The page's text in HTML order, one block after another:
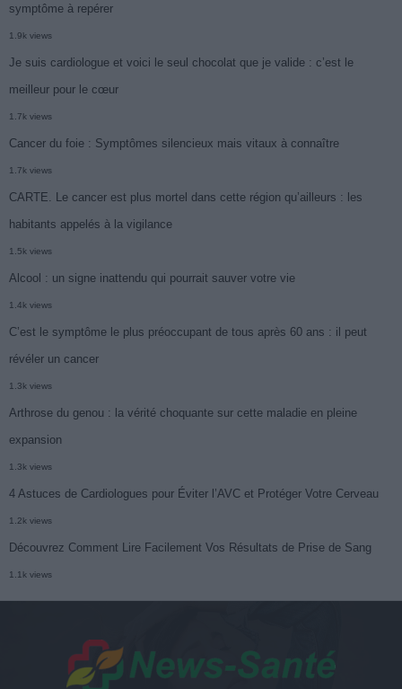
symptôme à repérer
1.9k views
Je suis cardiologue et voici le seul chocolat que je valide : c’est le
meilleur pour le cœur
1.7k views
Cancer du foie : Symptômes silencieux mais vitaux à connaître
1.7k views
CARTE. Le cancer est plus mortel dans cette région qu’ailleurs : les
habitants appelés à la vigilance
1.5k views
Alcool : un signe inattendu qui pourrait sauver votre vie
1.4k views
C’est le symptôme le plus préoccupant de tous après 60 ans : il peut
révéler un cancer
1.3k views
Arthrose du genou : la vérité choquante sur cette maladie en pleine
expansion
1.3k views
4 Astuces de Cardiologues pour Éviter l’AVC et Protéger Votre Cerveau
1.2k views
Découvrez Comment Lire Facilement Vos Résultats de Prise de Sang
1.1k views